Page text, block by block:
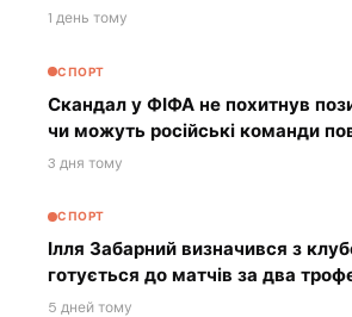
1 день тому
СПОРТ
Скандал у ФІФА не похитнув
чи можуть російські команди
3 дня тому
СПОРТ
Ілля Забарний визначився з
готується до матчів за два
5 дней тому